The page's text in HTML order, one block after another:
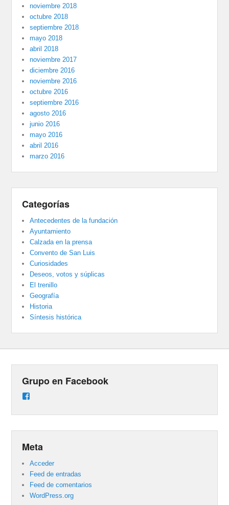
noviembre 2018
octubre 2018
septiembre 2018
mayo 2018
abril 2018
noviembre 2017
diciembre 2016
noviembre 2016
octubre 2016
septiembre 2016
agosto 2016
junio 2016
mayo 2016
abril 2016
marzo 2016
Categorías
Antecedentes de la fundación
Ayuntamiento
Calzada en la prensa
Convento de San Luis
Curiosidades
Deseos, votos y súplicas
El trenillo
Geografía
Historia
Síntesis histórica
Grupo en Facebook
Meta
Acceder
Feed de entradas
Feed de comentarios
WordPress.org